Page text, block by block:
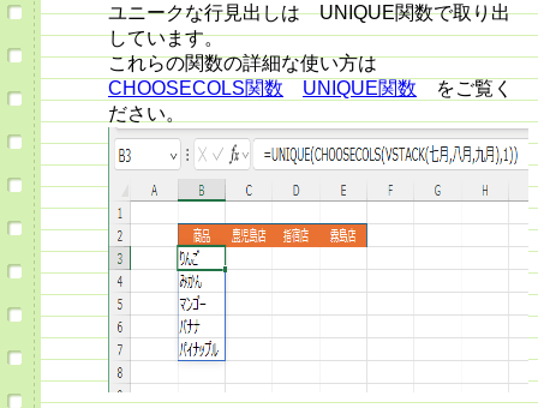
ユニークな行見出しは UNIQUE関数で取り出
しています。
これらの関数の詳細な使い方は
CHOOSECOLS関数
UNIQUE関数 をご覧く
ださい。